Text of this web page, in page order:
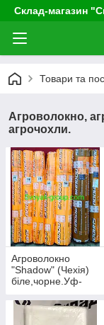
Склад-магазин
Товари та
Агроволокно,
агрочохли.
Агроволокно
"Shadow" (Чехія)
біле,чорне.Уф-
від 1.07 м-12.5 м.